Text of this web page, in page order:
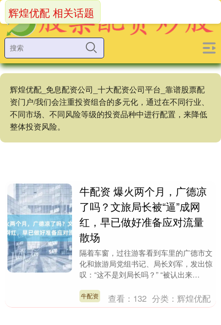
辉煌优配_免息配资公司_十大配资公司平台_靠谱股票配
资门户/我们会注重投资组合的多元化，通过在不同行业、
不同市场、不同风险等级的投资品种中进行配置，来降低
整体投资风险。
辉煌优配 相关话题
牛配资 爆火两个月，广德凉
了吗？文旅局长被“逼”成网
红，早已做好准备应对流量
散场
隔着车窗，过往游客看到车里的广德市文
化和旅游局党组书记、局长刘军，发出惊
叹：“这不是刘局长吗？” “被认出来
没有任何私人空....
牛配资 查看： 132 分类：辉煌优配